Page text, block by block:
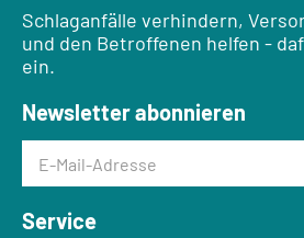
Schlaganfälle verhindern,
und den Betroffenen helfen -
ein.
Newsletter abonnieren
Service